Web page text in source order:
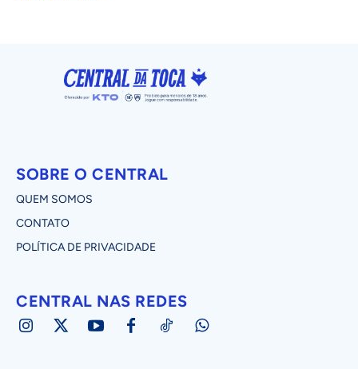
SOBRE O CENTRAL
QUEM SOMOS
CONTATO
POLÍTICA DE PRIVACIDADE
CENTRAL NAS REDES